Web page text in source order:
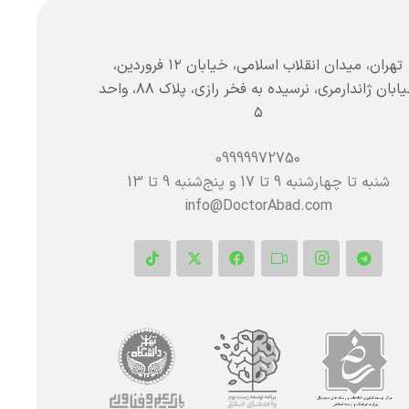
تهران، میدان انقلاب اسلامی، خیابان ۱۲ فروردین،
خیابان ژاندارمری، نرسیده به فخر رازی، پلاک ۸۸، واحد
۵
09999972750
شنبه تا چهارشنبه 9 تا 17 و پنج‌شنبه‌ 9 تا 13
info@DoctorAbad.com